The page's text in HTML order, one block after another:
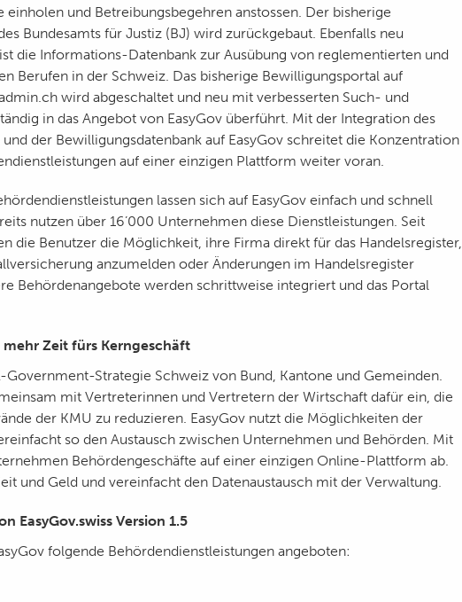
einholen und Betreibungsbegehren anstossen. Der bisherige
Bundesamts für Justiz (BJ) wird zurückgebaut. Ebenfalls neu
die Informations-Datenbank zur Ausübung von reglementierten und
Berufen in der Schweiz. Das bisherige Bewilligungsportal auf
wird abgeschaltet und neu mit verbesserten Such- und
in das Angebot von EasyGov überführt. Mit der Integration des
der Bewilligungsdatenbank auf EasyGov schreitet die Konzentration
auf einer einzigen Plattform weiter voran.
lassen sich auf EasyGov einfach und schnell
nutzen über 16’000 Unternehmen diese Dienstleistungen. Seit
die Benutzer die Möglichkeit, ihre Firma direkt für das Handelsregister,
anzumelden oder Änderungen im Handelsregister
Behördenangebote werden schrittweise integriert und das Portal
Zeit fürs Kerngeschäft
Government-Strategie Schweiz von Bund, Kantone und Gemeinden.
mit Vertreterinnen und Vertretern der Wirtschaft dafür ein, die
der KMU zu reduzieren. EasyGov nutzt die Möglichkeiten der
so den Austausch zwischen Unternehmen und Behörden. Mit
Behördengeschäfte auf einer einzigen Online-Plattform ab.
und Geld und vereinfacht den Datenaustausch mit der Verwaltung.
EasyGov.swiss Version 1.5
folgende Behördendienstleistungen angeboten: